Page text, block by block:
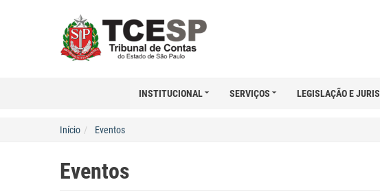
INSTITUCIONAL SERVIÇOS LEGISLAÇÃO E
Início Eventos
Eventos